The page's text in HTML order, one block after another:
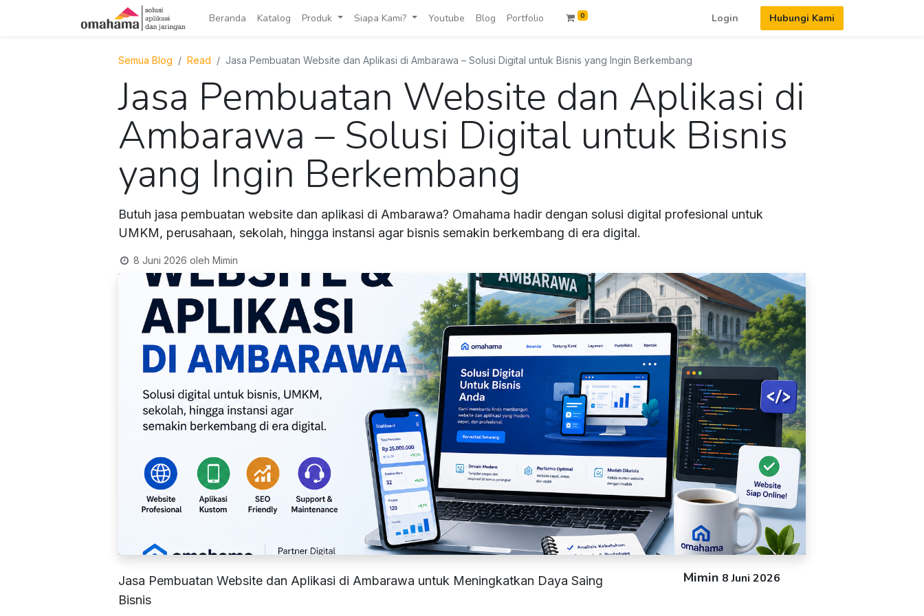
Beranda Katalog Produk Siapa Kami? Youtube Blog Portfolio 0 Login Hubungi Kami
Semua Blog Read Jasa Pembuatan Website dan Aplikasi di Ambarawa – Solusi Digital untuk Bisnis yang Ingin Berkembang
Jasa Pembuatan Website dan Aplikasi di
Ambarawa – Solusi Digital untuk Bisnis
yang Ingin Berkembang
Butuh jasa pembuatan website dan aplikasi di Ambarawa? Omahama hadir dengan solusi digital profesional untuk
UMKM, perusahaan, sekolah, hingga instansi agar bisnis semakin berkembang di era digital.
8 Juni 2026 oleh Mimin
Jasa Pembuatan Website dan Aplikasi di Ambarawa untuk Meningkatkan Daya Saing
Bisnis
Mimin 8 Juni 2026